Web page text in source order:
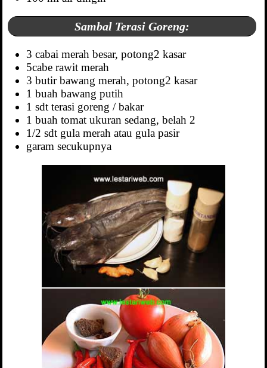
Sambal Terasi Goreng:
3 cabai merah besar, potong2 kasar
5cabe rawit merah
3 butir bawang merah, potong2 kasar
1 buah bawang putih
1 sdt terasi goreng / bakar
1 buah tomat ukuran sedang, belah 2
1/2 sdt gula merah atau gula pasir
garam secukupnya